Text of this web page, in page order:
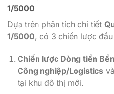
1/5000
Dựa trên phân tích chi tiết
1/5000, có 3 chiến lược
Chiến lược Dòng tiền
Công nghiệp/Logistics
tại khu đô thị mới.